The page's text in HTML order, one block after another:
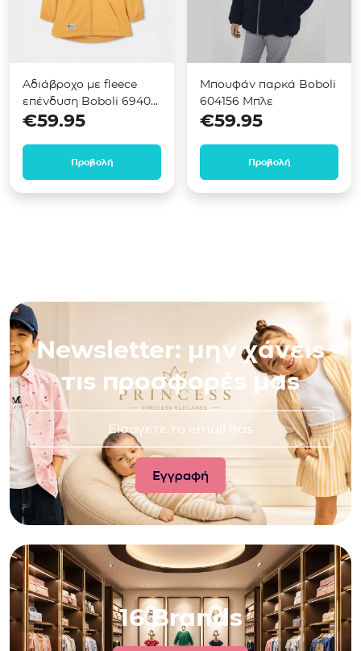
Αδιάβροχο με fleece
επένδυση Boboli 694021
Κίτρινο
€59.95
Προβολή
Μπουφάν παρκά Boboli
604156 Μπλε
€59.95
Προβολή
Newsletter: μην χάνεις
τις προσφορές μας
16 Brands